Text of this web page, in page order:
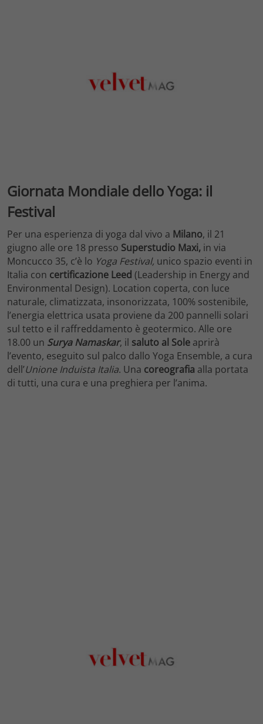
Giornata Mondiale dello Yoga: il
Festival
Per una esperienza di yoga dal vivo a Milano, il 21
giugno alle ore 18 presso Superstudio Maxi, in via
Moncucco 35, c’è lo Yoga Festival, unico spazio eventi in
Italia con certificazione Leed (Leadership in Energy and
Environmental Design). Location coperta, con luce
naturale, climatizzata, insonorizzata, 100% sostenibile,
l’energia elettrica usata proviene da 200 pannelli solari
sul tetto e il raffreddamento è geotermico. Alle ore
18.00 un Surya Namaskar, il saluto al Sole aprirà
l’evento, eseguito sul palco dallo Yoga Ensemble, a cura
dell’Unione Induista Italia. Una coreografia alla portata
di tutti, una cura e una preghiera per l’anima.